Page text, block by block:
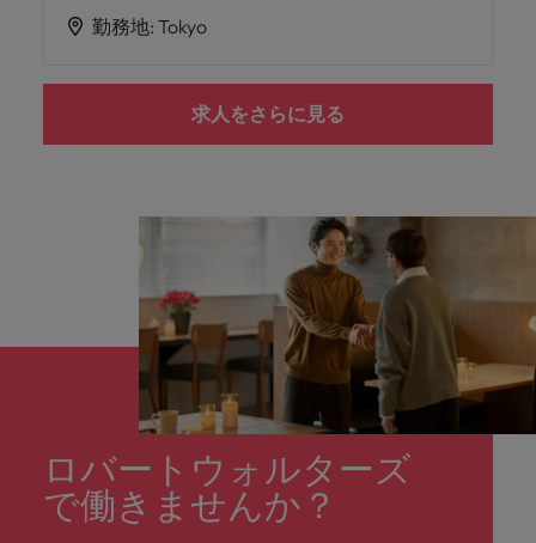
勤務地: Tokyo
求人をさらに見る
ロバートウォルターズ
で働きませんか？